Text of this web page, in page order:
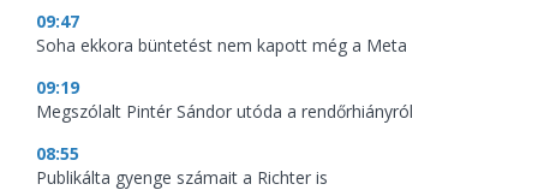
09:47
Soha ekkora büntetést nem kapott még a Meta
09:19
Megszólalt Pintér Sándor utóda a rendőrhiányról
08:55
Publikálta gyenge számait a Richter is